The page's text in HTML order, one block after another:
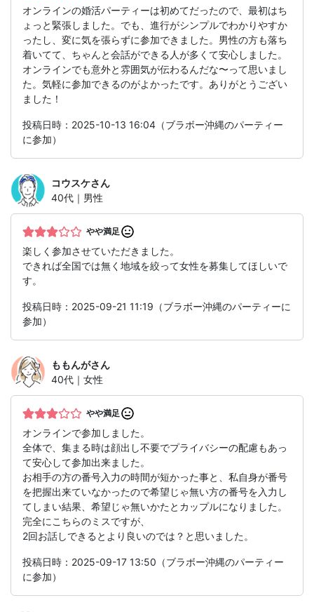
オンラインの婚活パーティーは初めてだったので、最初はち
ょっと緊張しました。でも、進行がシンプルでわかりやすか
ったし、変に気を張らずに参加できました。男性の方も落ち
着いてて、ちゃんと会話ができる人が多くて安心しました。
オンラインでも意外と雰囲気が伝わるんだな〜って思いまし
た。気軽に参加できるのがよかったです。ありがとうござい
ました！
投稿日時：2025-10-13 16:04（ブラボー沖縄のパーティー
に参加）
コウスケさん
40代｜男性
やや満足
楽しく参加させていただきました。
できれば全国では無く地域を絞って女性を募集してほしいで
す。
投稿日時：2025-09-21 11:19（ブラボー沖縄のパーティーに
参加）
ももんがさん
40代｜女性
やや満足
オンラインで参加しました。
全体で、集まる時は顔出し不要でプライバシーの配慮もあっ
て安心して参加出来ました。
お相手の方の番号入力の時間が短かった事と、私自身が番号
を把握出来ていなかったので希望じゃ無い方の番号を入力し
てしまい結果、希望じゃ無いかたとカップルになりました。
完全にこちらのミスですが、
2回お話しできるとより良いのでは？と思いました。
投稿日時：2025-09-17 13:50（ブラボー沖縄のパーティー
に参加）